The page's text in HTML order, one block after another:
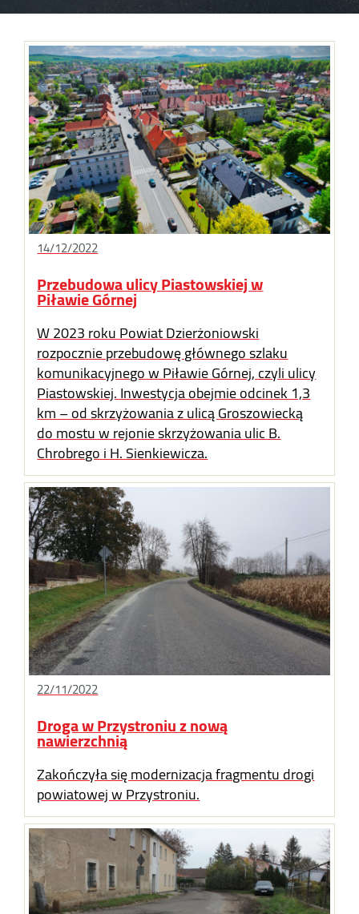
14/12/2022
Przebudowa ulicy Piastowskiej w
Piławie Górnej
W 2023 roku Powiat Dzierżoniowski
rozpocznie przebudowę głównego szlaku
komunikacyjnego w Piławie Górnej, czyli ulicy
Piastowskiej. Inwestycja obejmie odcinek 1,3
km – od skrzyżowania z ulicą Groszowiecką
do mostu w rejonie skrzyżowania ulic B.
Chrobrego i H. Sienkiewicza.
22/11/2022
Droga w Przystroniu z nową
nawierzchnią
Zakończyła się modernizacja fragmentu drogi
powiatowej w Przystroniu.